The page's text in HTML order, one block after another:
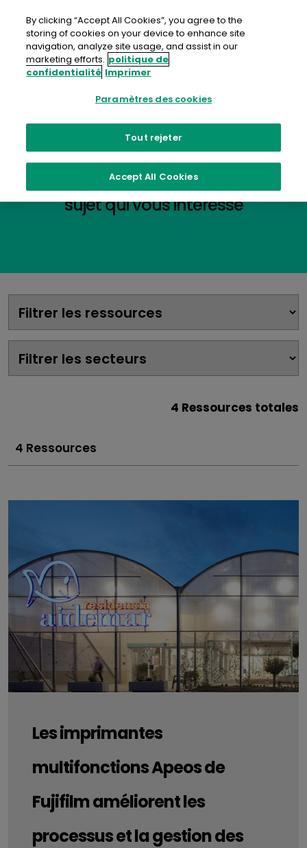
contenu
Ressources
Utilisez les filtres pour sélectionner le
sujet qui vous intéresse
4 Ressources totales
4 Ressources
Les imprimantes
multifonctions Apeos de
Fujifilm améliorent les
processus et la gestion des
By clicking “Accept All Cookies”, you agree to the
storing of cookies on your device to enhance site
navigation, analyze site usage, and assist in our
marketing efforts. politique de
confidentialité Imprimer
Paramètres des cookies
Tout rejeter
Accept All Cookies